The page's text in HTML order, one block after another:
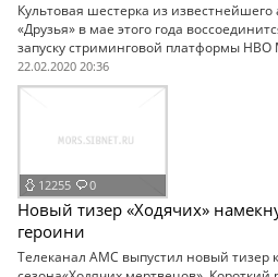
Культовая шестерка из известнейшего
«Друзья» в мае этого года
запуску стриминговой платформы HBO
22.02.2020 20:36
12255 0
Новый тизер «Ходячих»
героини
Телеканал AMC выпустил новый тизер